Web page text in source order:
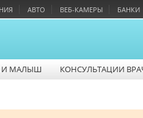
АВТО ВЕБ-КАМЕРЫ БАНКИ
И МАЛЫШ КОНСУЛЬТАЦИИ